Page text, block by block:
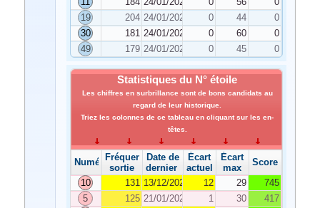
19
204 24/01/2025 0 44
0
30
181 24/01/2025 0 60
0
49
179 24/01/2025 0 45 0
Statistiques du N° étoile
Les chiffres en surbrillance sont de bons candidats au
regard de leur historique.
Triez les colonnes de ce tableau en cliquant sur les en-
têtes.
NuméroFréquence de
sortie
Date de
dernier tirage
Écart
actuel
Écart
max
Score
10
131 13/12/2024 12 29
745
5
125 21/01/2025 1 30
417